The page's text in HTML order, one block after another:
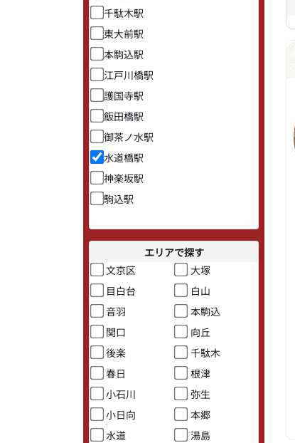
千駄木駅
東大前駅
本駒込駅
江戸川橋駅
護国寺駅
飯田橋駅
御茶ノ水駅
水道橋駅
神楽坂駅
駒込駅
エリアで探す
文京区
大塚
目白台
白山
音羽
本駒込
関口
向丘
後楽
千駄木
春日
根津
小石川
弥生
小日向
本郷
水道
湯島